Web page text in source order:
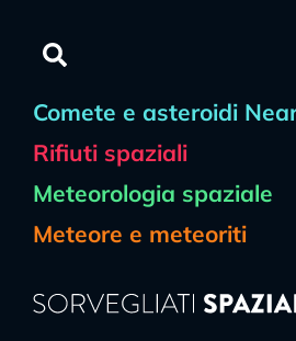
Comete e asteroidi
Rifiuti spaziali
Meteorologia spaziale
Meteore e meteoriti